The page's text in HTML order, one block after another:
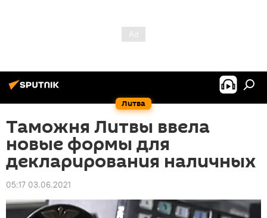
Литва
Таможня Литвы ввела
новые формы для
декларирования наличных
05:17 03.06.2021